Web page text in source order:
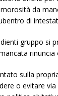
da
di
gruppo si
sulla
o evitare